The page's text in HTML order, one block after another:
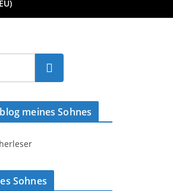
Suchen
meines Sohnes
Sohnes